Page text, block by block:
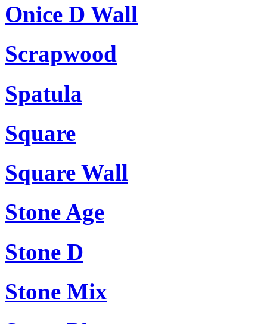
Onice D Wall
Scrapwood
Spatula
Square
Square Wall
Stone Age
Stone D
Stone Mix